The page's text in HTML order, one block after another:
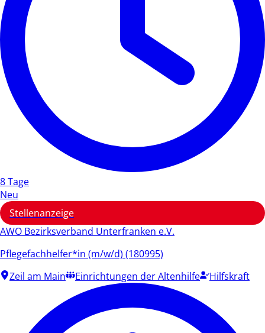
8 Tage
Neu
Stellenanzeige
AWO Bezirksverband Unterfranken e.V.
Pflegefachhelfer*in (m/w/d) (180995)
Zeil am Main
Einrichtungen der Altenhilfe Hilfskraft